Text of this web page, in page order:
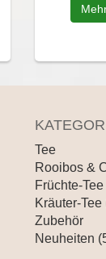
Tee
Rooibos &
Früchte-
Kräuter-Tee
Zubehör
Neuheiten